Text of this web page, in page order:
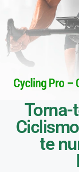
Cycling Pro –
Torna-
te